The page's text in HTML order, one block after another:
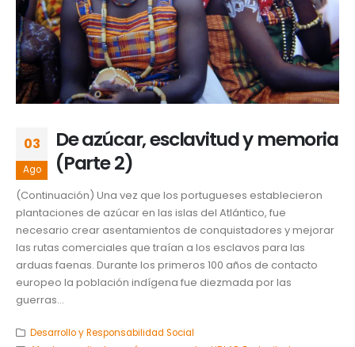
03
Ago
De azúcar, esclavitud y memoria
(Parte 2)
(Continuación) Una vez que los portugueses establecieron
plantaciones de azúcar en las islas del Atlántico, fue
necesario crear asentamientos de conquistadores y mejorar
las rutas comerciales que traían a los esclavos para las
arduas faenas. Durante los primeros 100 años de contacto
europeo la población indígena fue diezmada por las
guerras...
Desarrollo y Responsabilidad Social